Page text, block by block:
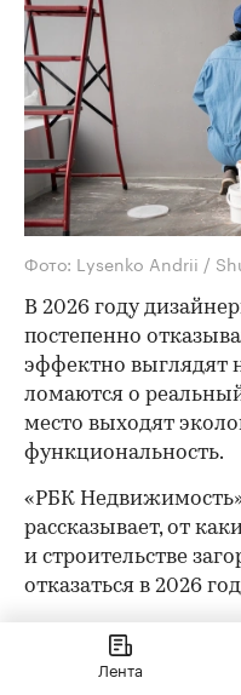
Фото: Lysenko Andrii /
В 2026 году
постепенно
эффектно выглядят
ломаются о
место выходят
функциональность.
«РБК
рассказывает, от
и строительстве
отказаться в 2026
Первое, от чего
Лента